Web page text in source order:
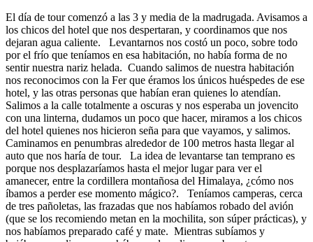
El día de tour comenzó a las 3 y media de la madrugada. Avisamos a
los chicos del hotel que nos despertaran, y coordinamos que nos
dejaran agua caliente. Levantarnos nos costó un poco, sobre todo
por el frío que teníamos en esa habitación, no había forma de no
sentir nuestra nariz helada. Cuando salimos de nuestra habitación
nos reconocimos con la Fer que éramos los únicos huéspedes de ese
hotel, y las otras personas que habían eran quienes lo atendían.
Salimos a la calle totalmente a oscuras y nos esperaba un jovencito
con una linterna, dudamos un poco que hacer, miramos a los chicos
del hotel quienes nos hicieron seña para que vayamos, y salimos.
Caminamos en penumbras alrededor de 100 metros hasta llegar al
auto que nos haría de tour. La idea de levantarse tan temprano es
porque nos desplazaríamos hasta el mejor lugar para ver el
amanecer, entre la cordillera montañosa del Himalaya, ¿cómo nos
íbamos a perder ese momento mágico?. Teníamos camperas, cerca
de tres pañoletas, las frazadas que nos habíamos robado del avión
(que se los recomiendo metan en la mochilita, son súper prácticas), y
nos habíamos preparado café y mate. Mientras subíamos y